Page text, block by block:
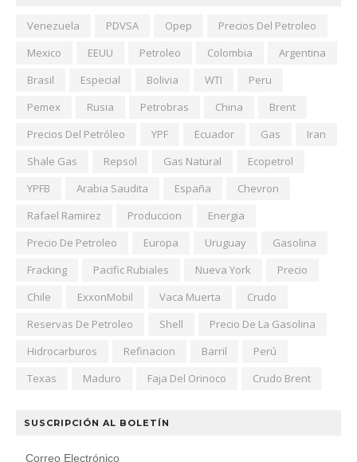
Venezuela PDVSA Opep
Precios Del Petroleo
Mexico
EEUU Petroleo Colombia
Argentina
Brasil
Especial Bolivia WTI
Peru
Pemex
Rusia Petrobras China
Brent
Precios Del Petróleo
YPF Ecuador Gas
Iran
Shale Gas
Repsol Gas Natural
Ecopetrol
YPFB
Arabia Saudita España
Chevron
Rafael Ramirez
Produccion
Energia
Precio De Petroleo
Europa Uruguay
Gasolina
Fracking
Pacific Rubiales Nueva York
Precio
Chile
ExxonMobil Vaca Muerta
Crudo
Reservas De Petroleo
Shell
Precio De La Gasolina
Hidrocarburos
Refinacion Barril
Perú
Texas
Maduro Faja Del Orinoco Crudo Brent
SUSCRIPCIÓN AL BOLETÍN
Correo Electrónico